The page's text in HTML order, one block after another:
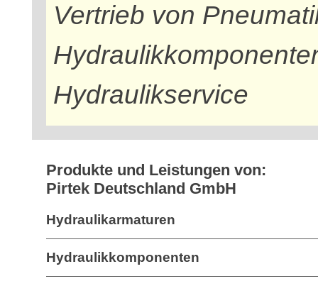
Vertrieb von
Hydraulikservice
Produkte und Leistungen von:
Pirtek Deutschland GmbH
Hydraulikarmaturen
Hydraulikkomponenten